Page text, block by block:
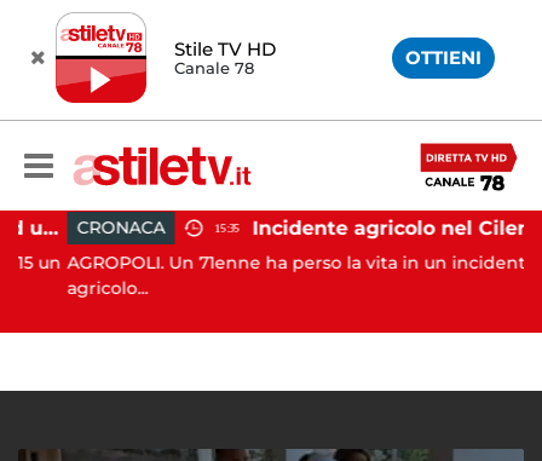
Stile TV HD
Canale 78 OTTIENI
Salerno, incendio vicino ad un traliccio: tempestivi i soccorsi
un
CRONACA 15:35
AGROPOLI. Un 71enne ha perso la vita in un incidente
agricolo...